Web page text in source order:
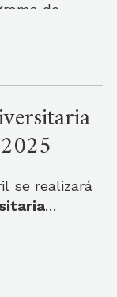
de
del
1 de
en
los
y participar
fin de
se realizará